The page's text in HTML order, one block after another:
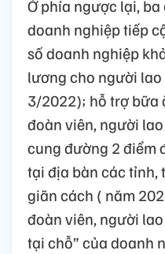
Ở phía ngược lại,
doanh nghiệp tiếp
số doanh nghiệp
lương cho người
3/2022); hỗ trợ bữa
đoàn viên, người
cung đường 2 điểm
tại địa bàn các tỉnh,
giãn cách ( năm
đoàn viên, người
tại chỗ” của doanh